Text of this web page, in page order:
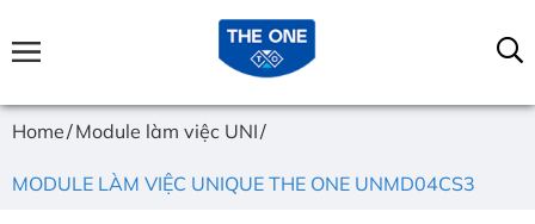
Home Module làm việc UNI
MODULE LÀM VIỆC UNIQUE THE ONE UNMD04CS3